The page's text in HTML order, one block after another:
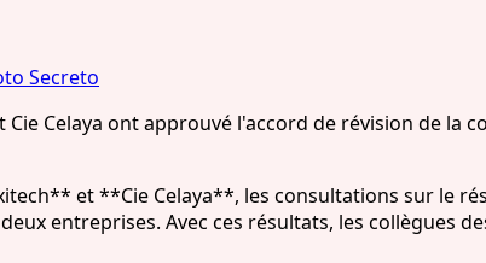
Secreto
Celaya ont approuvé l'accord de révision de la
et **Cie Celaya**, les consultations sur le
entreprises. Avec ces résultats, les collègues